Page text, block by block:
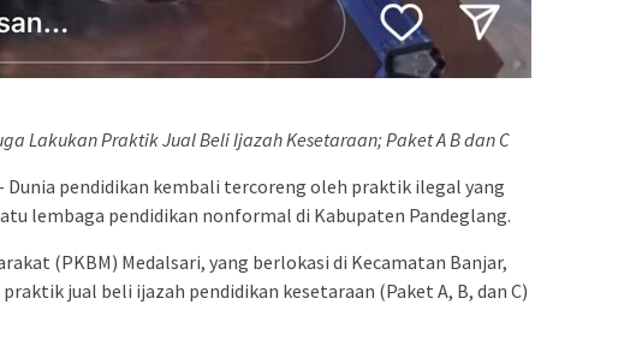
Lakukan Praktik Jual Beli Ijazah Kesetaraan; Paket A B dan C
Dunia pendidikan kembali tercoreng oleh praktik ilegal yang
lembaga pendidikan nonformal di Kabupaten Pandeglang.
(PKBM) Medalsari, yang berlokasi di Kecamatan Banjar,
jual beli ijazah pendidikan kesetaraan (Paket A, B, dan C)